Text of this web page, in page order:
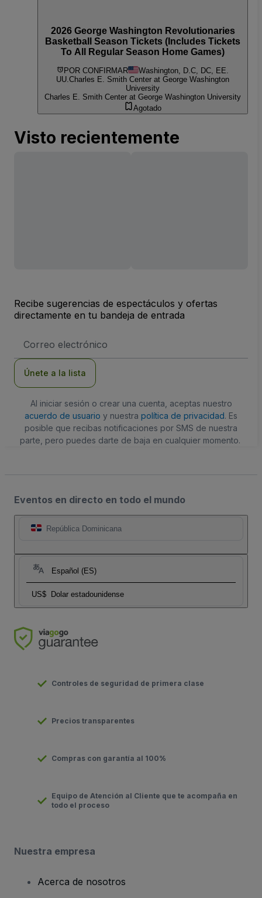
2026 George Washington Revolutionaries
Basketball Season Tickets (Includes Tickets
To All Regular Season Home Games)
POR CONFIRMAR
Washington, D.C, DC, EE.
UU.Charles E. Smith Center at George Washington
University
Charles E. Smith Center at George Washington University
Agotado
Visto recientemente
Recibe sugerencias de espectáculos y ofertas
directamente en tu bandeja de entrada
de
Únete a la lista
Al iniciar sesión o crear una cuenta, aceptas nuestro
acuerdo de usuario y nuestra política de privacidad. Es
posible que recibas notificaciones por SMS de nuestra
parte, pero puedes darte de baja en cualquier momento.
Eventos en directo en todo el mundo
República Dominicana
Español (ES)
US$ Dolar estadounidense
Controles de seguridad de primera clase
Precios transparentes
Compras con garantía al 100%
Equipo de Atención al Cliente que te acompaña en
todo el proceso
Nuestra empresa
Acerca de nosotros